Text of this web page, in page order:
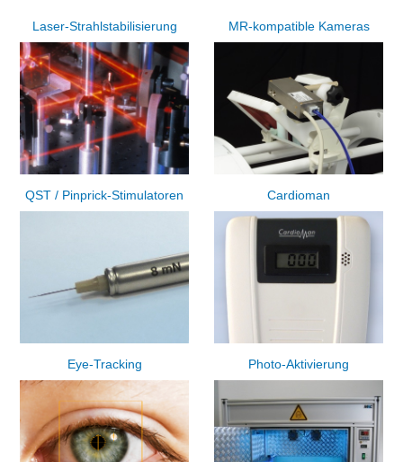
Laser-Strahlstabilisierung MR-kompatible Kameras
QST / Pinprick-Stimulatoren Cardioman
Eye-Tracking Photo-Aktivierung